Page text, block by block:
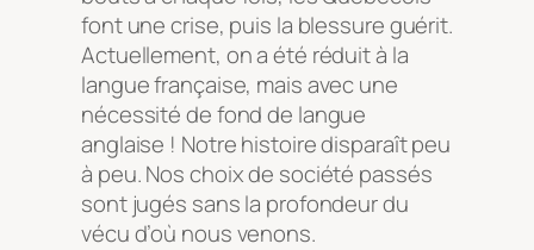
font une crise, puis la blessure guérit.
Actuellement, on a été réduit à la
langue française, mais avec une
nécessité de fond de langue
anglaise ! Notre histoire disparaît peu
à peu. Nos choix de société passés
sont jugés sans la profondeur du
vécu d’où nous venons.